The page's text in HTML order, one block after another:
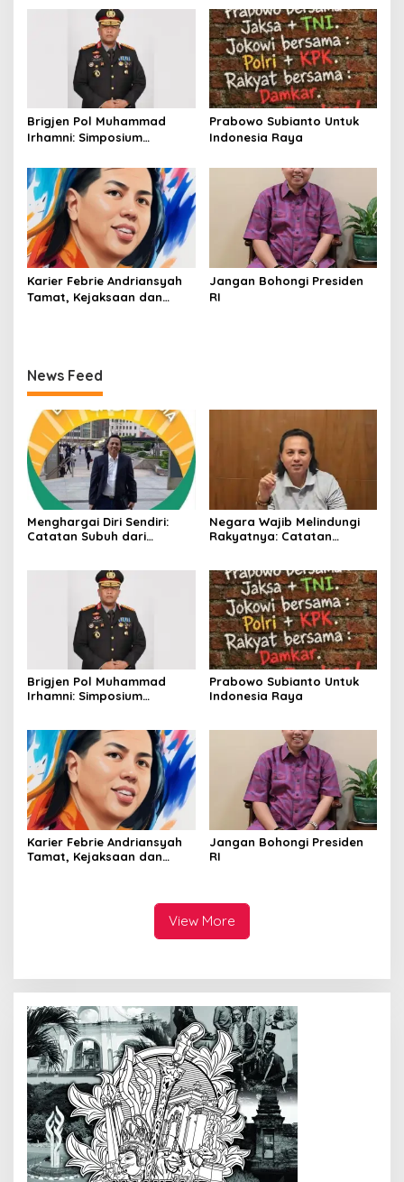
Jawa
Penambang Belerang
Kawah Ijen
Brigjen Pol Muhammad
Irhamni: Simposium
Kejahatan SDA-LH 2026–
2030 Beri Banyak Masukan
Bagi APH
Prabowo Subianto Untuk
Indonesia Raya
Karier Febrie Andriansyah
Tamat, Kejaksaan dan
Jangan Bohongi Presiden
RI
News Feed
Menghargai Diri Sendiri:
Catatan Subuh dari
Negara Wajib Melindungi
Rakyatnya: Catatan
Kawah Ijen
Brigjen Pol Muhammad
Irhamni: Simposium
2030 Beri Banyak Masukan
Bagi APH
Prabowo Subianto Untuk
Indonesia Raya
Karier Febrie Andriansyah
Tamat, Kejaksaan dan
Jangan Bohongi Presiden
RI
View More